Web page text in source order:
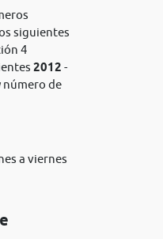
siguientes
4
2012 -
número de
a viernes